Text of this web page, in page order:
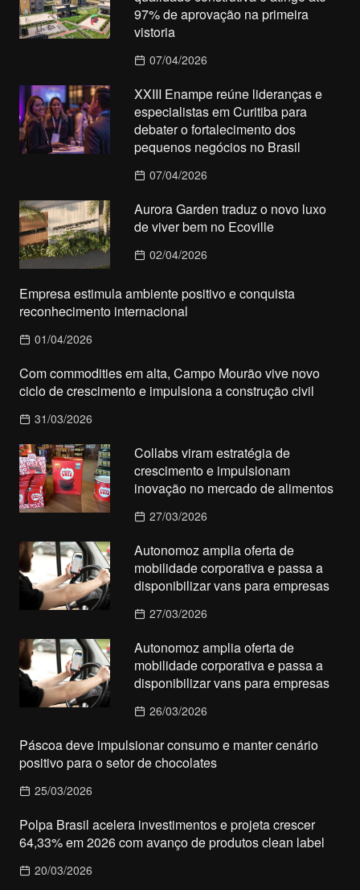
97% de aprovação na primeira
vistoria
07/04/2026
XXIII Enampe reúne lideranças e
especialistas em Curitiba para
debater o fortalecimento dos
pequenos negócios no Brasil
07/04/2026
Aurora Garden traduz o novo luxo
de viver bem no Ecoville
02/04/2026
Empresa estimula ambiente positivo e conquista
reconhecimento internacional
01/04/2026
Com commodities em alta, Campo Mourão vive novo
ciclo de crescimento e impulsiona a construção civil
31/03/2026
Collabs viram estratégia de
crescimento e impulsionam
inovação no mercado de alimentos
27/03/2026
Autonomoz amplia oferta de
mobilidade corporativa e passa a
disponibilizar vans para empresas
27/03/2026
Autonomoz amplia oferta de
mobilidade corporativa e passa a
disponibilizar vans para empresas
26/03/2026
Páscoa deve impulsionar consumo e manter cenário
positivo para o setor de chocolates
25/03/2026
Polpa Brasil acelera investimentos e projeta crescer
64,33% em 2026 com avanço de produtos clean label
20/03/2026